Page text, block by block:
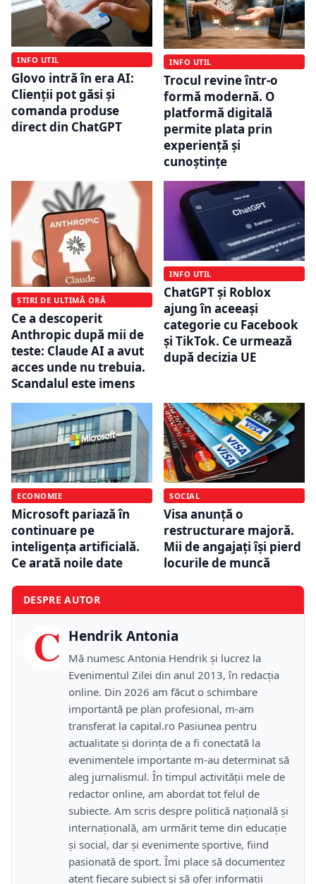
INFO UTIL
Glovo intră în era AI:
Clienții pot găsi și
comanda produse
direct din ChatGPT
INFO UTIL
Trocul revine într-o
formă modernă. O
platformă digitală
permite plata prin
experiență și
cunoștințe
ȘTIRI DE ULTIMĂ ORĂ
Ce a descoperit
Anthropic după mii de
teste: Claude AI a avut
acces unde nu trebuia.
Scandalul este imens
INFO UTIL
ChatGPT și Roblox
ajung în aceeași
categorie cu Facebook
și TikTok. Ce urmează
după decizia UE
ECONOMIE
Microsoft pariază în
continuare pe
inteligența artificială.
Ce arată noile date
SOCIAL
Visa anunță o
restructurare majoră.
Mii de angajați își pierd
locurile de muncă
DESPRE AUTOR
C Hendrik Antonia
Mă numesc Antonia Hendrik și lucrez la
Evenimentul Zilei din anul 2013, în redacția
online. Din 2026 am făcut o schimbare
importantă pe plan profesional, m-am
transferat la capital.ro Pasiunea pentru
actualitate și dorința de a fi conectată la
evenimentele importante m-au determinat să
aleg jurnalismul. În timpul activității mele de
redactor online, am abordat tot felul de
subiecte. Am scris despre politică națională și
internațională, am urmărit teme din educație
și social, dar și evenimente sportive, fiind
pasionată de sport. Îmi place să documentez
atent fiecare subiect și să ofer informații